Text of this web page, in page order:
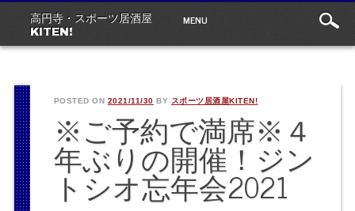
高円寺・スポーツ居酒屋
KITEN!
Main
MENU
POSTED ON 2021/11/30 BY スポーツ居酒屋KITEN!
※ご予約で満席※４
年ぶりの開催！ジン
トシオ忘年会2021